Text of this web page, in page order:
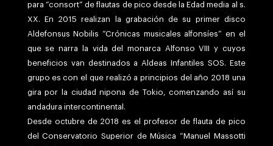
para “consort” de flautas de pico desde la Edad media al s.
XX. En 2015 realizan la grabación de su primer disco
Aldefonsus Nobilis “Crónicas musicales alfonsíes” en el
que se narra la vida del monarca Alfonso VIII y cuyos
beneficios van destinados a Aldeas Infantiles SOS. Este
grupo es con el que realizó a principios del año 2018 una
gira por la ciudad nipona de Tokio, comenzando así su
andadura intercontinental.
Desde octubre de 2018 es el profesor de flauta de pico
del Conservatorio Superior de Música “Manuel Massotti